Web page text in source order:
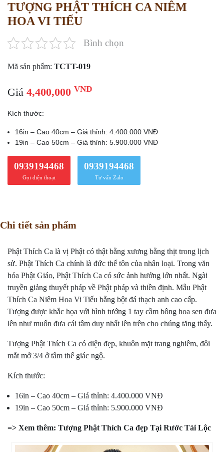
TƯỢNG PHẬT THÍCH CA NIÊM
HOA VI TIẾU
Bình chọn
Mã sản phẩm: TCTT-019
Giá 4,400,000 VNĐ
Kích thước:
16in – Cao 40cm – Giá thỉnh: 4.400.000 VNĐ
19in – Cao 50cm – Giá thỉnh: 5.900.000 VNĐ
0939194468
Gọi điện thoại
0939194468
Tư vấn Zalo
Chi tiết sản phẩm
Phật Thích Ca là vị Phật có thật bằng xương bằng thịt trong lịch
sử. Phật Thích Ca chính là đức thế tôn của nhân loại. Trong văn
hóa Phật Giáo, Phật Thích Ca có sức ảnh hưởng lớn nhất. Ngài
truyền giảng thuyết pháp về Phật pháp và thiền định. Mẫu Phật
Thích Ca Niêm Hoa Vi Tiếu bằng bột đá thạch anh cao cấp.
Tượng được khắc họa với hình tướng 1 tay cầm bông hoa sen đưa
lên như muốn đưa cái tâm duy nhất lên trên cho chúng tăng thấy.
Tượng Phật Thích Ca có diện đẹp, khuôn mặt trang nghiêm, đôi
mắt mở 3/4 ở tâm thế giác ngộ.
Kích thước:
16in – Cao 40cm – Giá thỉnh: 4.400.000 VNĐ
19in – Cao 50cm – Giá thỉnh: 5.900.000 VNĐ
=> Xem thêm: Tượng Phật Thích Ca đẹp Tại Rước Tài Lộc